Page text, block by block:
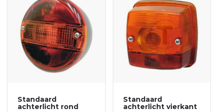
Standaard
achterlicht rond
Standaard
achterlicht vierkant